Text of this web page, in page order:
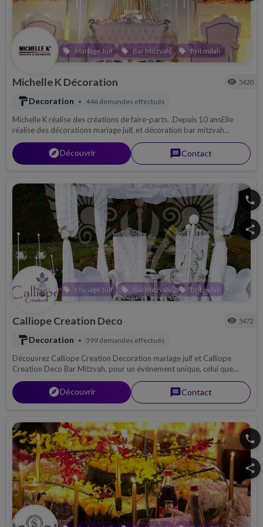
local_offer Mariage Juif local_offer Bar Mitzvah local_offer Brit milah
Michelle K Décoration visibility 5420
format_paintDecoration • 446 demandes effectués
Michelle K réalise des créations de faire-parts. .Depuis 10 ansElle
réalise des décorations mariage juif, et décoration bar mitzvah...
explorerDécouvrir messageContact
local_offer Mariage Juif local_offer Bar Mitzvah local_offer Brit milah
phone
share
Calliope Creation Deco visibility 5472
format_paintDecoration • 399 demandes effectués
Découvrez Calliope Creation Decoration mariage juif et Calliope
Creation Deco Bar Mitzvah, pour un événement unique, celui que
vous attendez tous...
explorerDécouvrir messageContact
phone
share